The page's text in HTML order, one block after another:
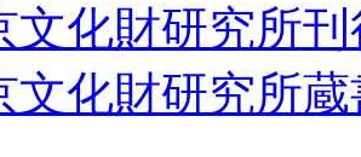
文化財研究所
文化財研究所